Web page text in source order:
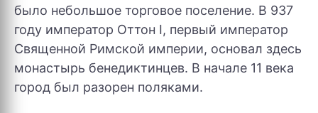
было небольшое торговое поселение. В 937
году император Оттон I, первый император
Священной Римской империи, основал здесь
монастырь бенедиктинцев. В начале 11 века
город был разорен поляками.